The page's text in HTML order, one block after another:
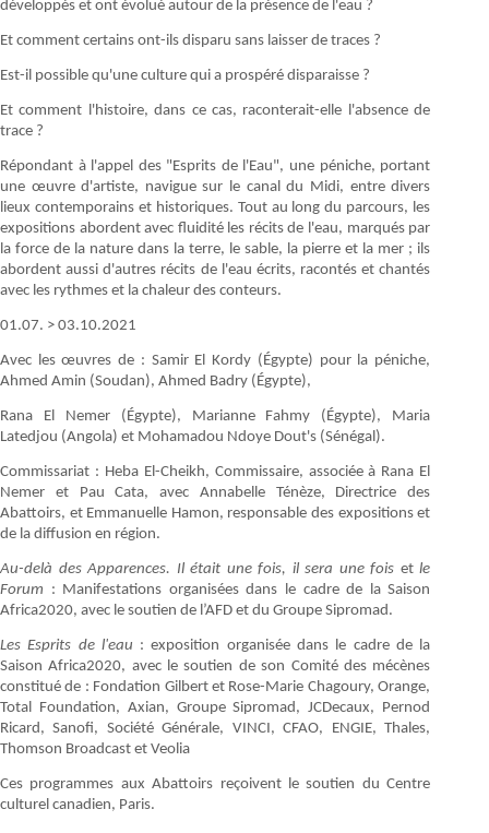
développés et ont évolué autour de la présence de l'eau ?
Et comment certains ont-ils disparu sans laisser de traces ?
Est-il possible qu'une culture qui a prospéré disparaisse ?
Et comment l'histoire, dans ce cas, raconterait-elle l'absence de
trace ?
Répondant à l'appel des "Esprits de l'Eau", une péniche, portant
une œuvre d'artiste, navigue sur le canal du Midi, entre divers
lieux contemporains et historiques. Tout au long du parcours, les
expositions abordent avec fluidité les récits de l'eau, marqués par
la force de la nature dans la terre, le sable, la pierre et la mer ; ils
abordent aussi d'autres récits de l'eau écrits, racontés et chantés
avec les rythmes et la chaleur des conteurs.
01.07. > 03.10.2021
Avec les œuvres de : Samir El Kordy (Égypte) pour la péniche,
Ahmed Amin (Soudan), Ahmed Badry (Égypte),
Rana El Nemer (Égypte), Marianne Fahmy (Égypte), Maria
Latedjou (Angola) et Mohamadou Ndoye Dout's (Sénégal).
Commissariat : Heba El-Cheikh, Commissaire, associée à Rana El
Nemer et Pau Cata, avec Annabelle Ténèze, Directrice des
Abattoirs, et Emmanuelle Hamon, responsable des expositions et
de la diffusion en région.
Au-delà des Apparences. Il était une fois, il sera une fois etle
Forum : Manifestations organisées dans le cadre de la Saison
Africa2020, avec le soutien de l’AFD et du Groupe Sipromad.
Les Esprits de l'eau : exposition organisée dans le cadre de la
Saison Africa2020, avec le soutien de son Comité des mécènes
constitué de : Fondation Gilbert et Rose-Marie Chagoury, Orange,
Total Foundation, Axian, Groupe Sipromad, JCDecaux, Pernod
Ricard, Sanofi, Société Générale, VINCI, CFAO, ENGIE, Thales,
Thomson Broadcast et Veolia
Ces programmes aux Abattoirs reçoivent le soutien du Centre
culturel canadien, Paris.